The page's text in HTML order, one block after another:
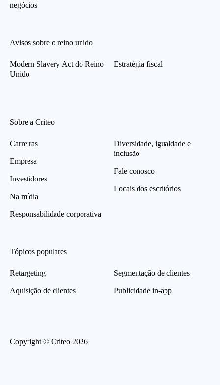
negócios
Avisos sobre o reino unido
Modern Slavery Act do Reino
Unido
Estratégia fiscal
Sobre a Criteo
Carreiras
Empresa
Investidores
Na mídia
Responsabilidade corporativa
Diversidade, igualdade e
inclusão
Fale conosco
Locais dos escritórios
Tópicos populares
Retargeting
Aquisição de clientes
Segmentação de clientes
Publicidade in-app
Copyright © Criteo 2026